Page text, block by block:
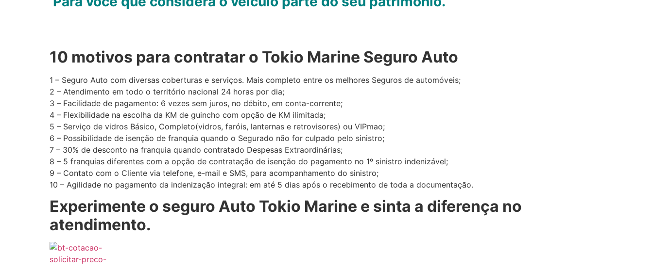
10 motivos para contratar o Tokio Marine Seguro Auto
1 – Seguro Auto com diversas coberturas e serviços. Mais completo entre os melhores Seguros de automóveis;
2 – Atendimento em todo o território nacional 24 horas por dia;
3 – Facilidade de pagamento: 6 vezes sem juros, no débito, em conta-corrente;
4 – Flexibilidade na escolha da KM de guincho com opção de KM ilimitada;
5 – Serviço de vidros Básico, Completo(vidros, faróis, lanternas e retrovisores) ou VIPmao;
6 – Possibilidade de isenção de franquia quando o Segurado não for culpado pelo sinistro;
7 – 30% de desconto na franquia quando contratado Despesas Extraordinárias;
8 – 5 franquias diferentes com a opção de contratação de isenção do pagamento no 1º sinistro indenizável;
9 – Contato com o Cliente via telefone, e-mail e SMS, para acompanhamento do sinistro;
10 – Agilidade no pagamento da indenização integral: em até 5 dias após o recebimento de toda a documentação.
Experimente o seguro Auto Tokio Marine e sinta a diferença no
atendimento.